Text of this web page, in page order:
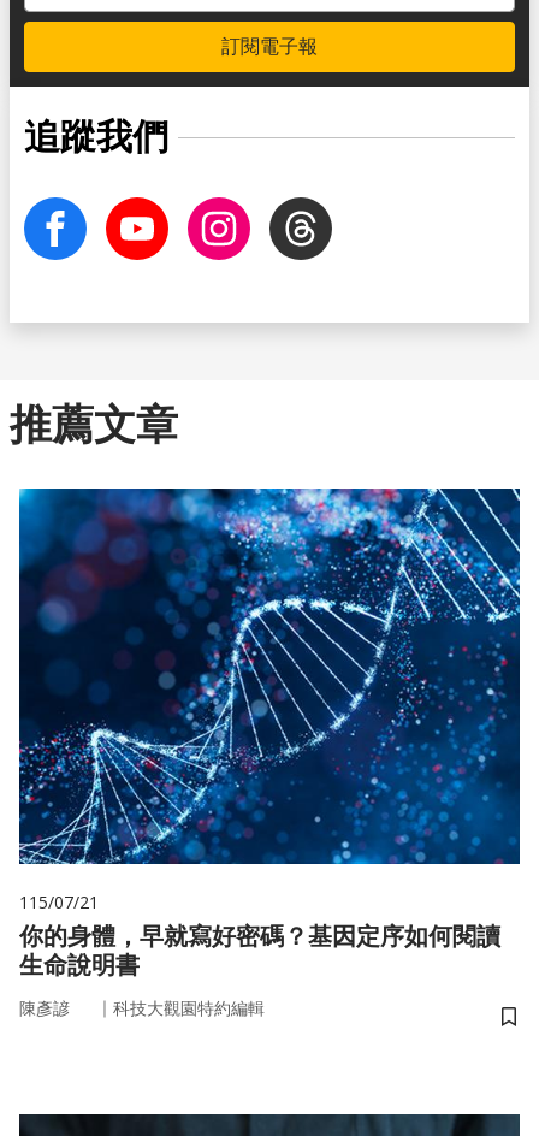
訂閱電子報
追蹤我們
facebook Youtube InstagramThreads
推薦文章
115/07/21
你的身體，早就寫好密碼？基因定序如何閱讀
生命說明書
陳彥諺 ｜ 科技大觀園特約編輯
儲